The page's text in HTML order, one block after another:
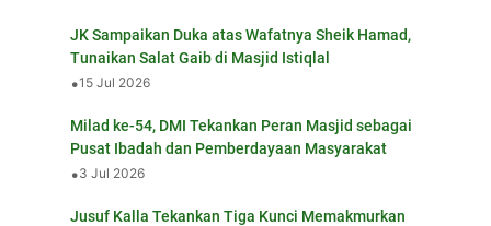
JK Sampaikan Duka atas Wafatnya Sheik Hamad,
Tunaikan Salat Gaib di Masjid Istiqlal
•15 Jul 2026
Milad ke-54, DMI Tekankan Peran Masjid sebagai
Pusat Ibadah dan Pemberdayaan Masyarakat
•3 Jul 2026
Jusuf Kalla Tekankan Tiga Kunci Memakmurkan